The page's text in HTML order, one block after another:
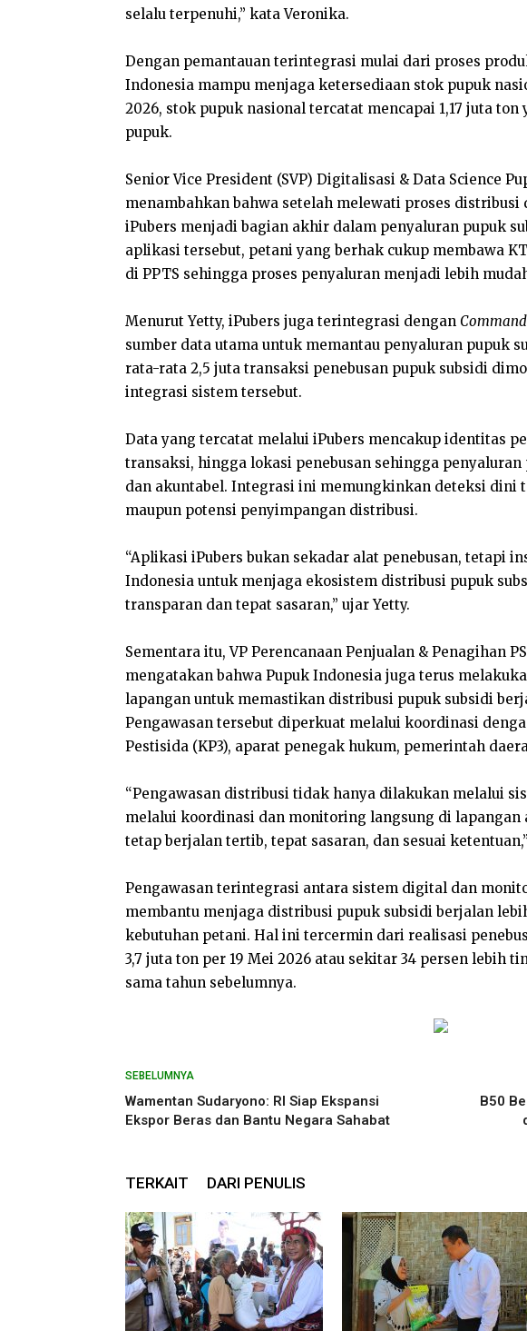
selalu terpenuhi,” kata Veronika.
Dengan pemantauan terintegrasi mulai dari proses
Indonesia mampu menjaga ketersediaan stok pupuk
2026, stok pupuk nasional tercatat mencapai 1,17 juta
pupuk.
Senior Vice President (SVP) Digitalisasi & Data Science
menambahkan bahwa setelah melewati proses
iPubers menjadi bagian akhir dalam penyaluran pupuk
aplikasi tersebut, petani yang berhak cukup membawa
di PPTS sehingga proses penyaluran menjadi lebih
Menurut Yetty, iPubers juga terintegrasi dengan
sumber data utama untuk memantau penyaluran pupuk
rata-rata 2,5 juta transaksi penebusan pupuk subsidi
integrasi sistem tersebut.
Data yang tercatat melalui iPubers mencakup identitas
transaksi, hingga lokasi penebusan sehingga
dan akuntabel. Integrasi ini memungkinkan deteksi dini
maupun potensi penyimpangan distribusi.
“Aplikasi iPubers bukan sekadar alat penebusan, tetapi
Indonesia untuk menjaga ekosistem distribusi pupuk
transparan dan tepat sasaran,” ujar Yetty.
Sementara itu, VP Perencanaan Penjualan & Penagihan
mengatakan bahwa Pupuk Indonesia juga terus
lapangan untuk memastikan distribusi pupuk subsidi
Pengawasan tersebut diperkuat melalui koordinasi
Pestisida (KP3), aparat penegak hukum, pemerintah
“Pengawasan distribusi tidak hanya dilakukan melalui
melalui koordinasi dan monitoring langsung di lapangan
tetap berjalan tertib, tepat sasaran, dan sesuai
Pengawasan terintegrasi antara sistem digital dan
membantu menjaga distribusi pupuk subsidi berjalan
kebutuhan petani. Hal ini tercermin dari realisasi
3,7 juta ton per 19 Mei 2026 atau sekitar 34 persen lebih
sama tahun sebelumnya.
SEBELUMNYA
Wamentan Sudaryono: RI Siap Ekspansi
Ekspor Beras dan Bantu Negara Sahabat
B50
TERKAIT DARI PENULIS